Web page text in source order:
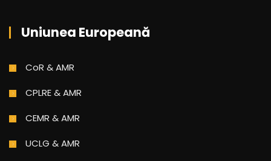
Uniunea Europeană
CoR & AMR
CPLRE & AMR
CEMR & AMR
UCLG & AMR